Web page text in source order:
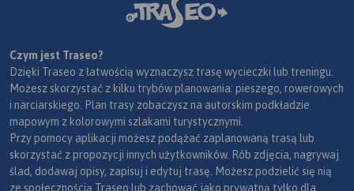
Czym jest Traseo?
Dzięki Traseo z łatwością wyznaczysz trasę wycieczki lub treningu.
Możesz skorzystać z kilku trybów planowania: pieszego, rowerowych
i narciarskiego. Plan trasy zobaczysz na autorskim podkładzie
mapowym z kolorowymi szlakami turystycznymi.
Przy pomocy aplikacji możesz podążać zaplanowaną trasą lub
skorzystać z propozycji innych użytkowników. Rób zdjęcia, nagrywaj
ślad, dodawaj opisy, zapisuj i edytuj trasę. Możesz podzielić się nią
ze społecznością Traseo lub zachować jako prywatną tylko dla